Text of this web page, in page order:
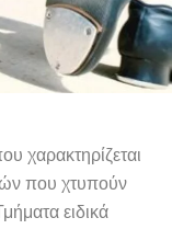
χαρακτηρίζεται
που χτυπούν
ειδικά